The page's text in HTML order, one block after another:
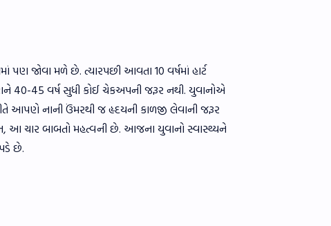
પણ જોવા મળે છે. ત્યારપછી આવતા 10 વર્ષમાં હાર્ટ
45 વર્ષ સુધી કોઈ ચેકઅપની જરૂર નથી. યુવાનોએ
આપણે નાની ઉંમરથી જ હૃદયની કાળજી લેવાની જરૂર
આ ચાર બાબતો મહત્વની છે. આજના યુવાનો સ્વાસ્થ્યને
છે.